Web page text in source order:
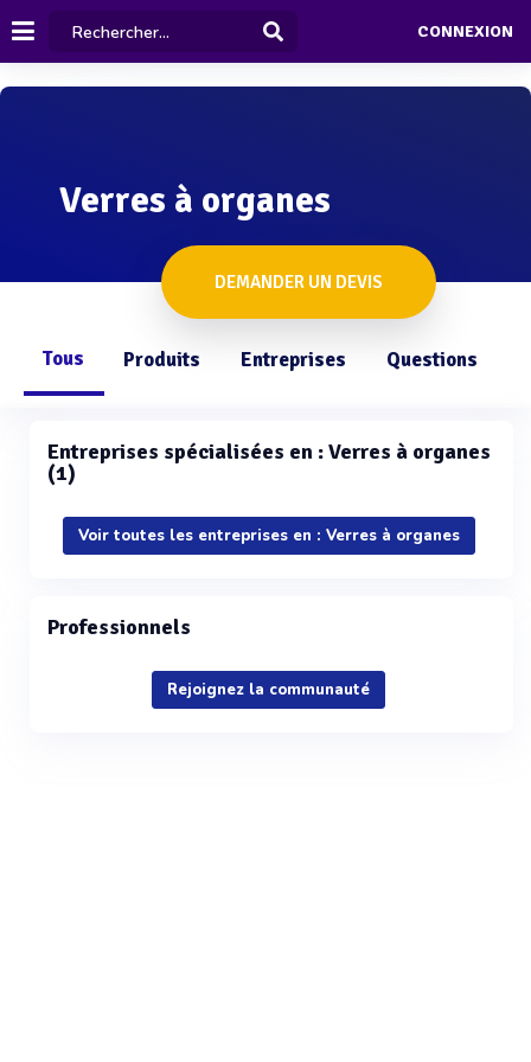
CONNEXION
Verres à organes
DEMANDER UN DEVIS
Tous Produits Entreprises Questions
Entreprises spécialisées en : Verres à organes
(1)
Voir toutes les entreprises en : Verres à organes
Professionnels
Rejoignez la communauté